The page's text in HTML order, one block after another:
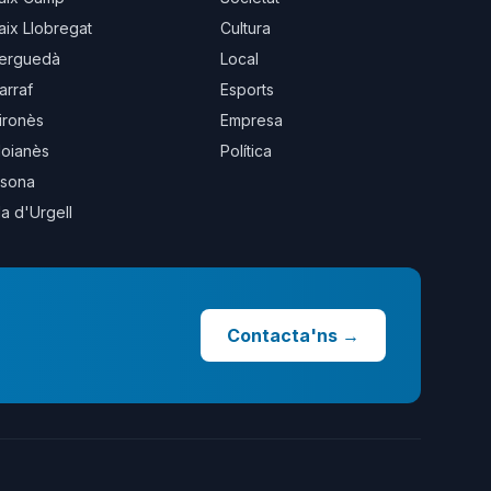
Llobregat
d'Urgell
Cultura
Local
Esports
Empresa
Política
Contacta'ns →